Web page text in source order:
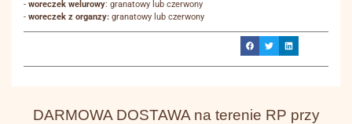
- woreczek welurowy: granatowy lub czerwony
- woreczek z organzy: granatowy lub czerwony
DARMOWA DOSTAWA na terenie RP przy